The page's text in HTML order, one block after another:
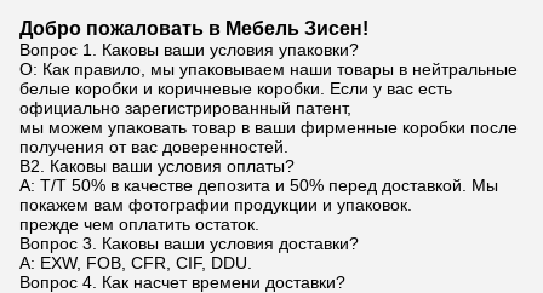
Добро пожаловать в Мебель Зисен!
Вопрос 1. Каковы ваши условия упаковки?
О: Как правило, мы упаковываем наши товары в нейтральные
белые коробки и коричневые коробки. Если у вас есть
официально зарегистрированный патент,
мы можем упаковать товар в ваши фирменные коробки после
получения от вас доверенностей.
В2. Каковы ваши условия оплаты?
A: T/T 50% в качестве депозита и 50% перед доставкой. Мы
покажем вам фотографии продукции и упаковок.
прежде чем оплатить остаток.
Вопрос 3. Каковы ваши условия доставки?
А: EXW, FOB, CFR, CIF, DDU.
Вопрос 4. Как насчет времени доставки?